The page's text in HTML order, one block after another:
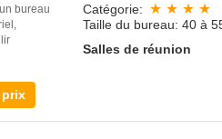
bureau
Catégorie:
Taille du bureau: 40 à
Salles de réunion